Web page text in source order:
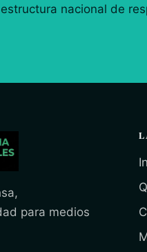
nacional de
para medios